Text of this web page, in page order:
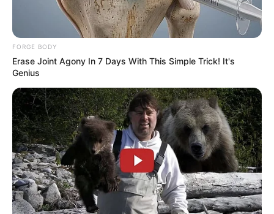
FORGE BODY
Erase Joint Agony In 7 Days With This Simple Trick! It's
Genius